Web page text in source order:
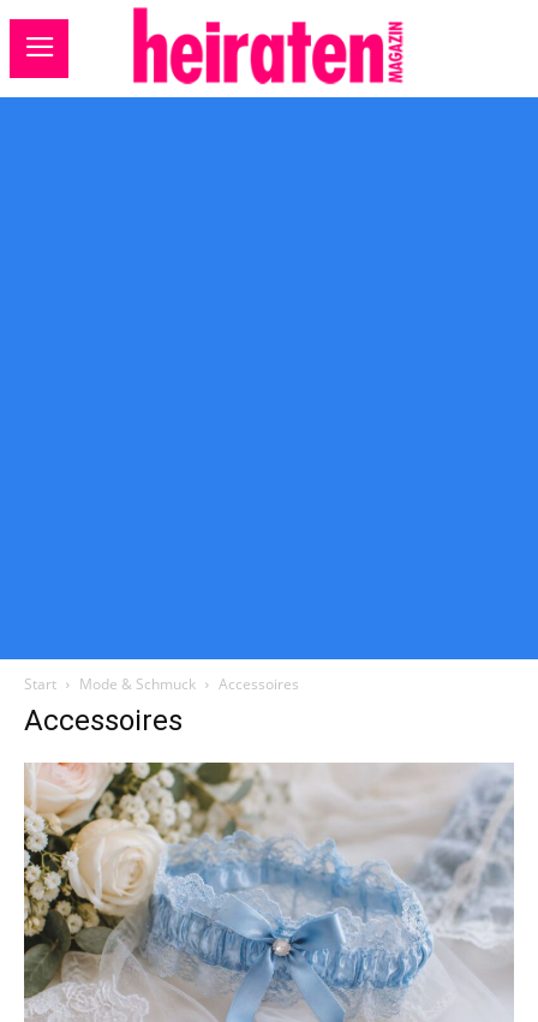
Start Mode & Schmuck Accessoires
Accessoires